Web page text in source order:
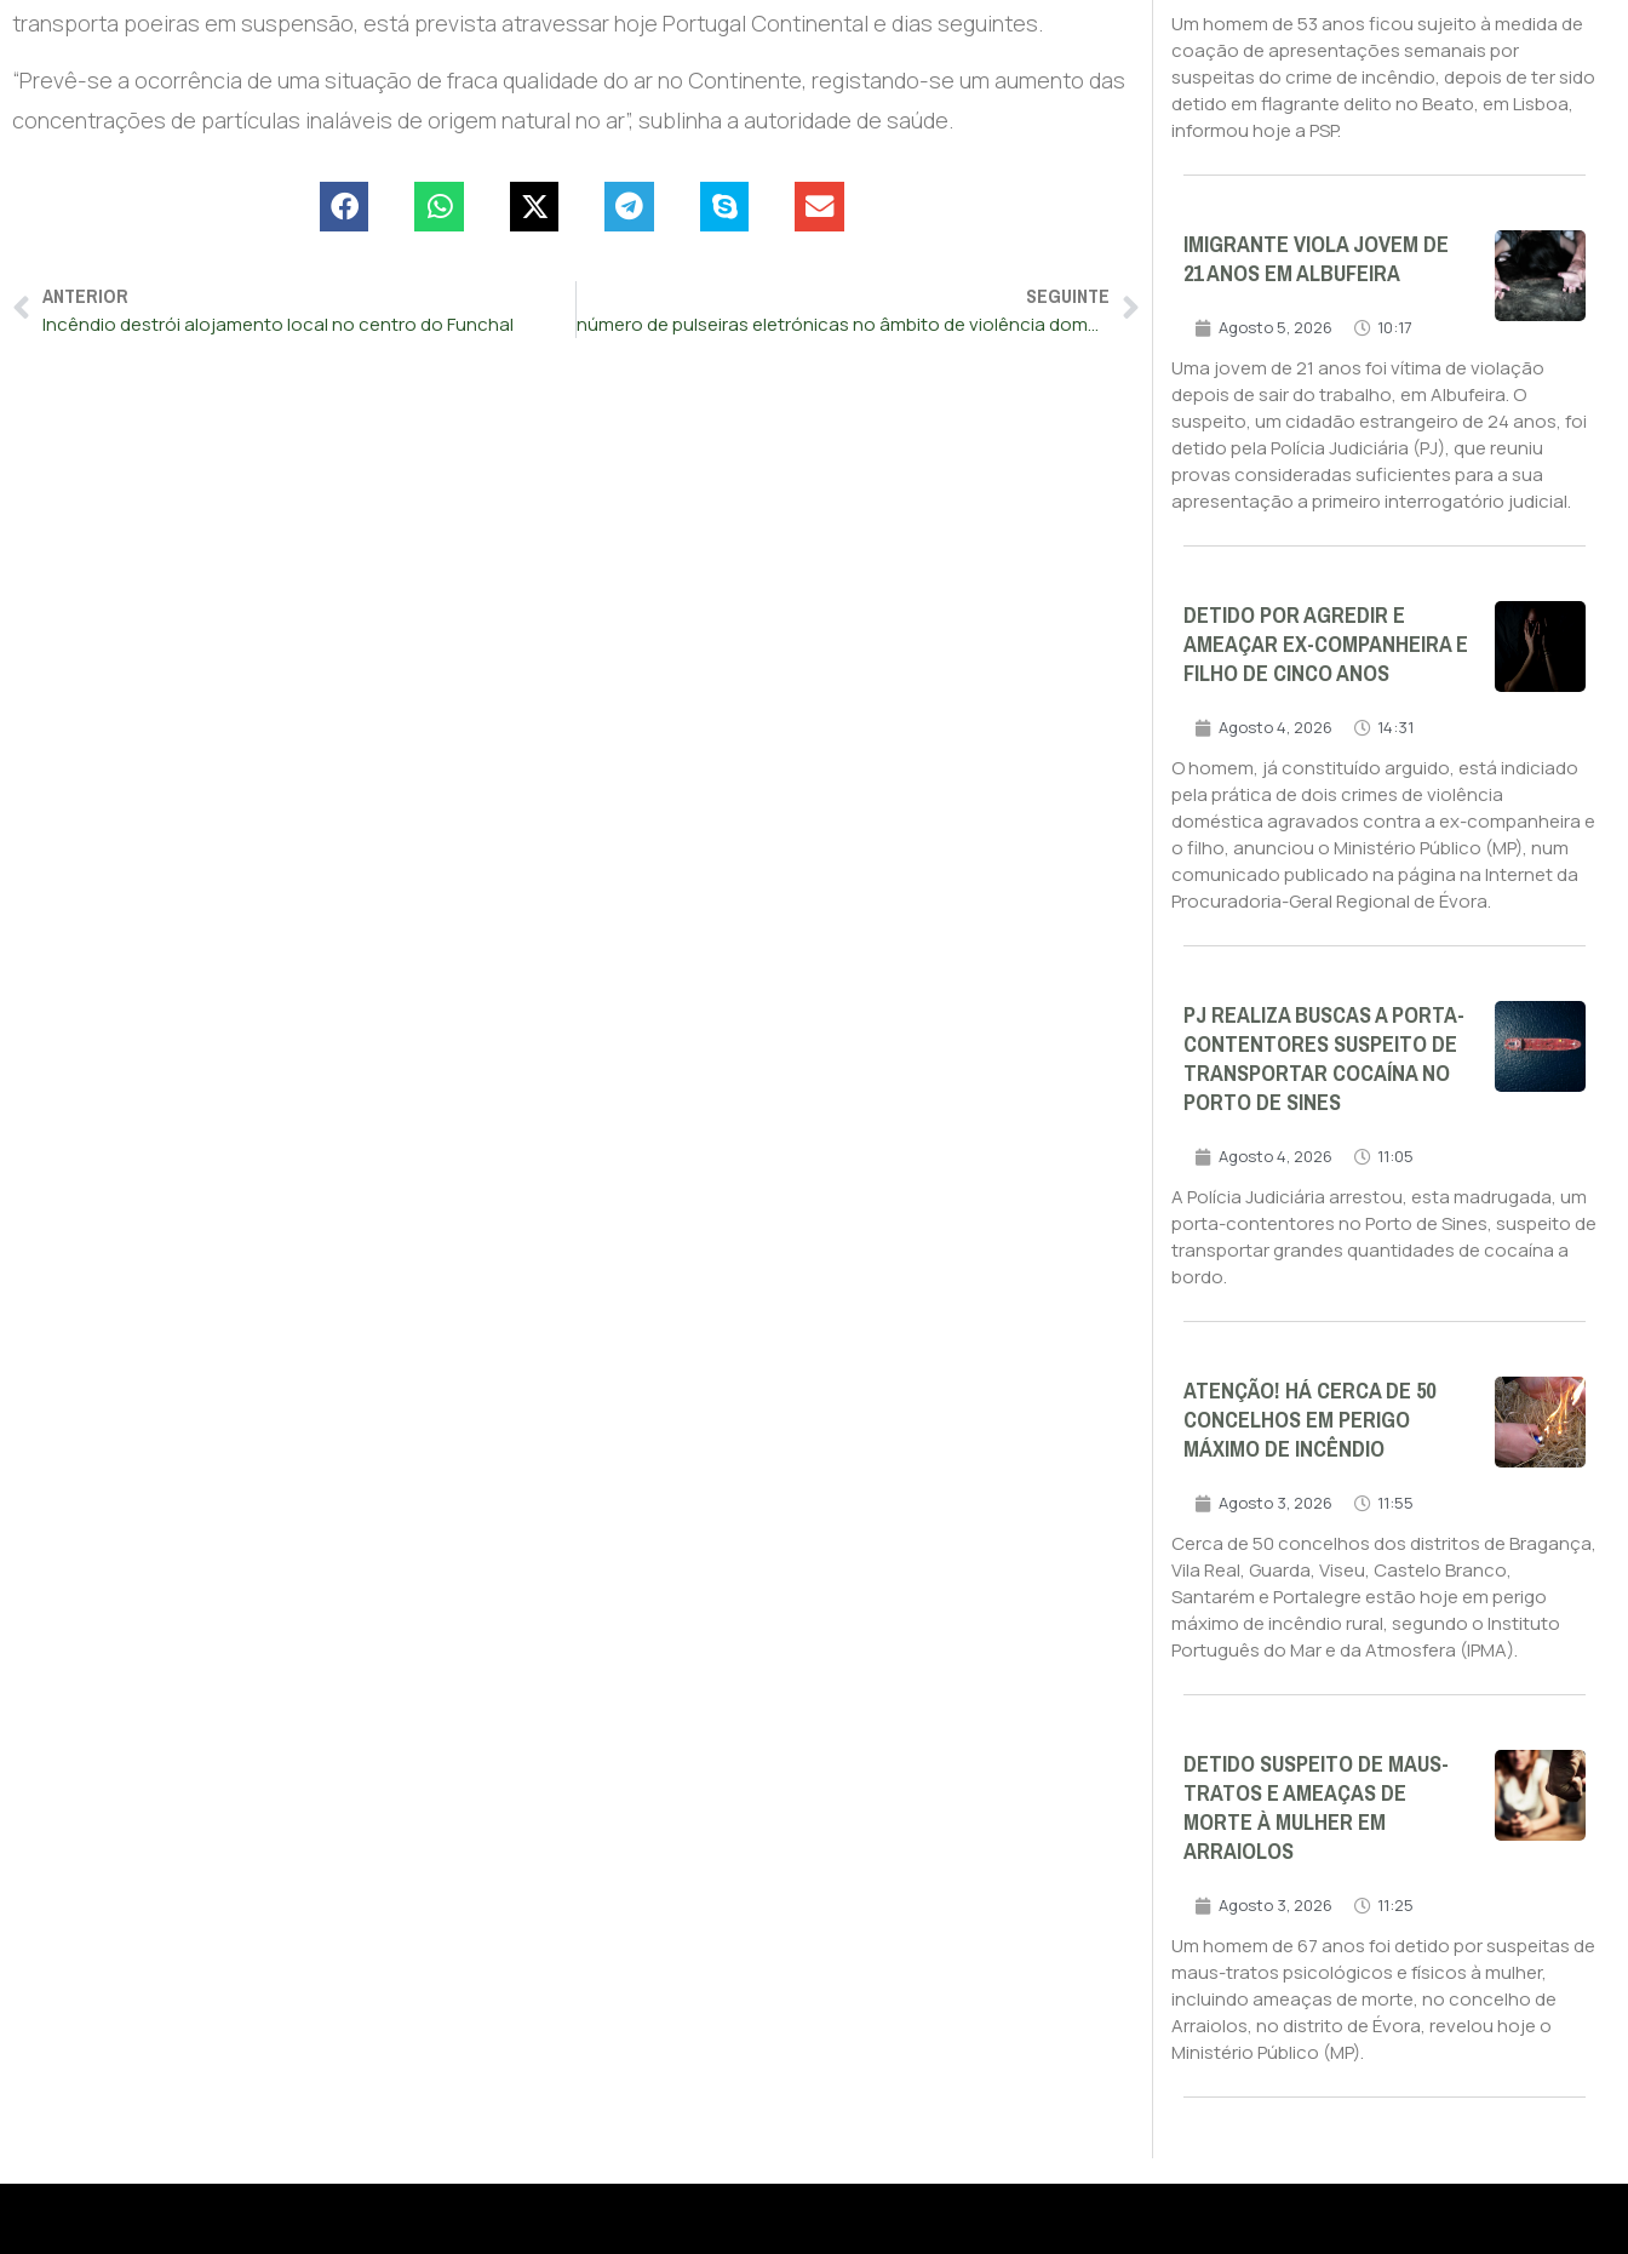
transporta poeiras em suspensão, está prevista atravessar hoje Portugal Continental e dias seguintes.
“Prevê-se a ocorrência de uma situação de fraca qualidade do ar no Continente, registando-se um aumento das
concentrações de partículas inaláveis de origem natural no ar”, sublinha a autoridade de saúde.
ANTERIOR
Incêndio destrói alojamento local no centro do Funchal
SEGUINTE
número de pulseiras eletrónicas no âmbito de violência doméstica aumentou 222% em 10 anos
Um homem de 53 anos ficou sujeito à medida de
coação de apresentações semanais por
suspeitas do crime de incêndio, depois de ter sido
detido em flagrante delito no Beato, em Lisboa,
informou hoje a PSP.
IMIGRANTE VIOLA JOVEM DE
21 ANOS EM ALBUFEIRA
Agosto 5, 2026 10:17
Uma jovem de 21 anos foi vítima de violação
depois de sair do trabalho, em Albufeira. O
suspeito, um cidadão estrangeiro de 24 anos, foi
detido pela Polícia Judiciária (PJ), que reuniu
provas consideradas suficientes para a sua
apresentação a primeiro interrogatório judicial.
DETIDO POR AGREDIR E
AMEAÇAR EX-COMPANHEIRA E
FILHO DE CINCO ANOS
Agosto 4, 2026 14:31
O homem, já constituído arguido, está indiciado
pela prática de dois crimes de violência
doméstica agravados contra a ex-companheira e
o filho, anunciou o Ministério Público (MP), num
comunicado publicado na página na Internet da
Procuradoria-Geral Regional de Évora.
PJ REALIZA BUSCAS A PORTA-
CONTENTORES SUSPEITO DE
TRANSPORTAR COCAÍNA NO
PORTO DE SINES
Agosto 4, 2026 11:05
A Polícia Judiciária arrestou, esta madrugada, um
porta-contentores no Porto de Sines, suspeito de
transportar grandes quantidades de cocaína a
bordo.
ATENÇÃO! HÁ CERCA DE 50
CONCELHOS EM PERIGO
MÁXIMO DE INCÊNDIO
Agosto 3, 2026 11:55
Cerca de 50 concelhos dos distritos de Bragança,
Vila Real, Guarda, Viseu, Castelo Branco,
Santarém e Portalegre estão hoje em perigo
máximo de incêndio rural, segundo o Instituto
Português do Mar e da Atmosfera (IPMA).
DETIDO SUSPEITO DE MAUS-
TRATOS E AMEAÇAS DE
MORTE À MULHER EM
ARRAIOLOS
Agosto 3, 2026 11:25
Um homem de 67 anos foi detido por suspeitas de
maus-tratos psicológicos e físicos à mulher,
incluindo ameaças de morte, no concelho de
Arraiolos, no distrito de Évora, revelou hoje o
Ministério Público (MP).